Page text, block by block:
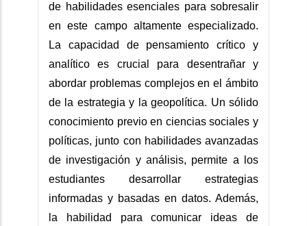
de habilidades esenciales para sobresalir
en este campo altamente especializado.
La capacidad de pensamiento crítico y
analítico es crucial para desentrañar y
abordar problemas complejos en el ámbito
de la estrategia y la geopolítica. Un sólido
conocimiento previo en ciencias sociales y
políticas, junto con habilidades avanzadas
de investigación y análisis, permite a los
estudiantes desarrollar estrategias
informadas y basadas en datos. Además,
la habilidad para comunicar ideas de